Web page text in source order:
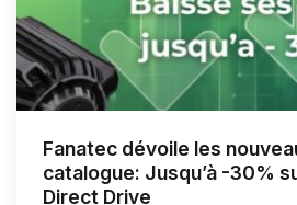
Fanatec dévoile les
catalogue: Jusqu’à -30%
Direct Drive